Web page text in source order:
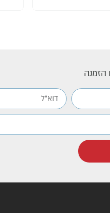
הזמנה